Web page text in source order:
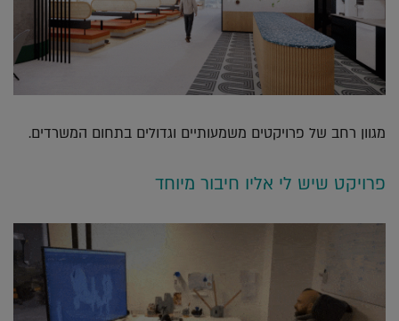
מגוון רחב של פרויקטים משמעותיים וגדולים בתחום המשרדים.
פרויקט שיש לי אליו חיבור מיוחד